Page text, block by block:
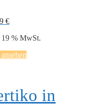
€
% MwSt.
in